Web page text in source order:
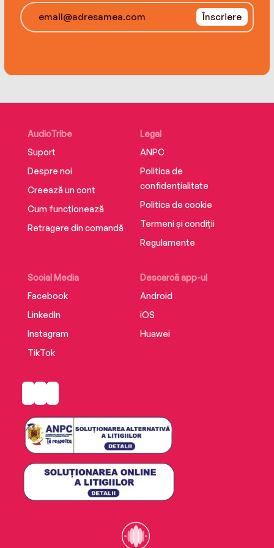
Înscriere
AudioTribe
Suport
Despre noi
Creează un cont
Cum funcționează
Retragere din comandă
Social Media
Facebook
LinkedIn
Instagram
TikTok
Descarcă app-ul
Android
iOS
Huawei
Legal
ANPC
Politica de
confidențialitate
Politica de cookie
Termeni și condiții
Regulamente